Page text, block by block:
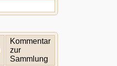
Kommentar
zur
Sammlung